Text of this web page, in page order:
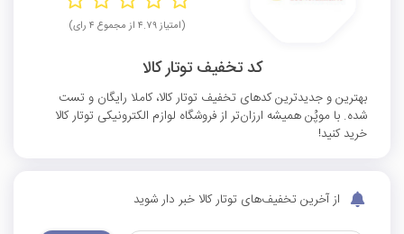
(امتیاز ۴.۷۹ از مجموع ۴ رای)
کد تخفیف توتار کالا
بهترین و جدیدترین کدهای تخفیف توتار کالا، کاملا رایگان و تست
شده. با موپُن همیشه ارزان‌تر از فروشگاه لوازم الکترونیکی توتار کالا
خرید کنید!
از آخرین تخفیف‌های توتار کالا خبر دار شوید